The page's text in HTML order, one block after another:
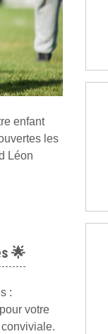
enfant
les
Léon
🌟
:
votre